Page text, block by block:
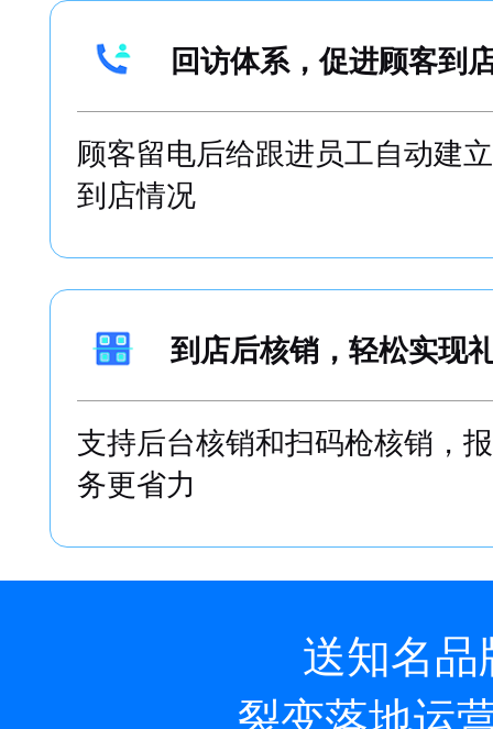
回访体系，促进顾客到
顾客留电后给跟进员工自动建
到店情况
到店后核销，轻松实现
支持后台核销和扫码枪核销，
务更省力
送知名品